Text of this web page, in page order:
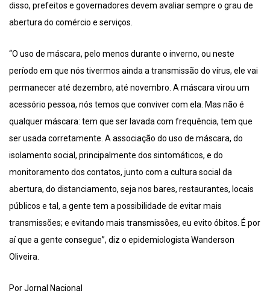
disso, prefeitos e governadores devem avaliar sempre o grau de
abertura do comércio e serviços.
“O uso de máscara, pelo menos durante o inverno, ou neste
período em que nós tivermos ainda a transmissão do vírus, ele vai
permanecer até dezembro, até novembro. A máscara virou um
acessório pessoa, nós temos que conviver com ela. Mas não é
qualquer máscara: tem que ser lavada com frequência, tem que
ser usada corretamente. A associação do uso de máscara, do
isolamento social, principalmente dos sintomáticos, e do
monitoramento dos contatos, junto com a cultura social da
abertura, do distanciamento, seja nos bares, restaurantes, locais
públicos e tal, a gente tem a possibilidade de evitar mais
transmissões; e evitando mais transmissões, eu evito óbitos. É por
aí que a gente consegue”, diz o epidemiologista Wanderson
Oliveira.
Por Jornal Nacional